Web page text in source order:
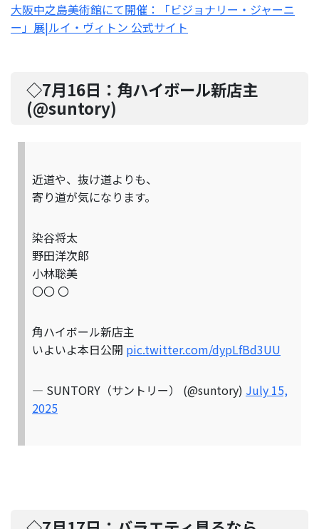
大阪中之島美術館にて開催：「ビジョナリー・ジャーニ
ー」展|ルイ・ヴィトン 公式サイト
◇7月16日： 角ハイボール新店主
(@suntory)
近道や、抜け道よりも、
寄り道が気になります。
染谷将太
野田洋次郎
小林聡美
〇〇 〇
角ハイボール新店主
いよいよ本日公開 pic.twitter.com/dypLfBd3UU
— SUNTORY（サントリー） (@suntory) July 15,
2025